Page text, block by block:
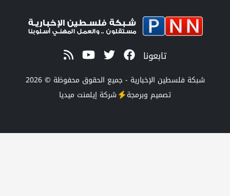
- جميع الحقوق محفوظة © 2026
شركةإيلمنت ميديا